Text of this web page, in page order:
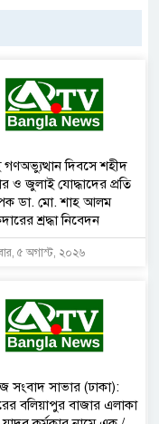
দিবসে শহীদ
ও জুলাই যোদ্ধাদের প্রতি
ডা. মো. শাহ আলম
শ্রদ্ধা নিবেদন
৫ অগাস্ট, ২০২৬
সংবাদ সাভার (ঢাকা):
বলিয়াপুর বাজার এলাকা